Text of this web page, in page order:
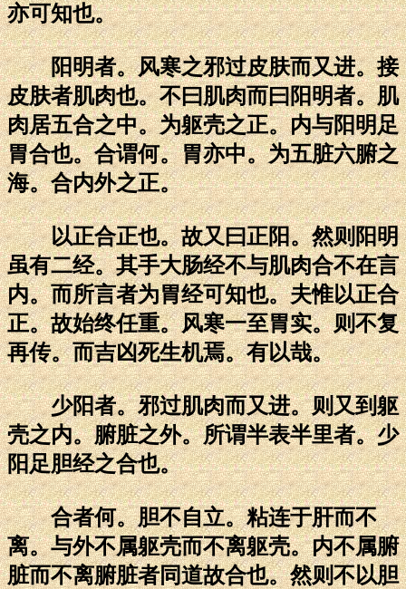
亦可知也。
阳明者。风寒之邪过皮肤而又进。接
皮肤者肌肉也。不曰肌肉而曰阳明者。肌
肉居五合之中。为躯壳之正。内与阳明足
胃合也。合谓何。胃亦中。为五脏六腑之
海。合内外之正。
以正合正也。故又曰正阳。然则阳明
虽有二经。其手大肠经不与肌肉合不在言
内。而所言者为胃经可知也。夫惟以正合
正。故始终任重。风寒一至胃实。则不复
再传。而吉凶死生机焉。有以哉。
少阳者。邪过肌肉而又进。则又到躯
壳之内。腑脏之外。所谓半表半里者。少
阳足胆经之合也。
合者何。胆不自立。粘连于肝而不
离。与外不属躯壳而不离躯壳。内不属腑
脏而不离腑脏者同道故合也。然则不以胆